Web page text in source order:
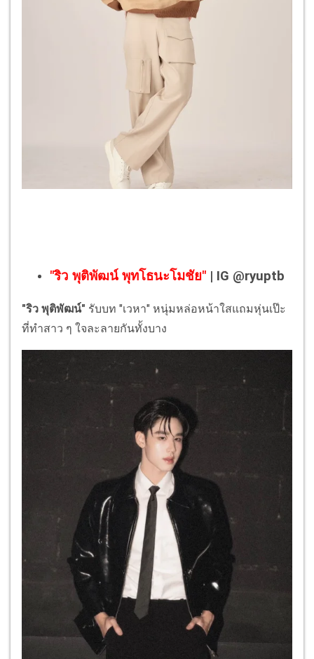
"ริว พุติพัฒน์ พุทโธนะโมชัย" | IG @ryuptb
"ริว พุติพัฒน์" รับบท "เวหา" หนุ่มหล่อหน้าใสแถมหุ่นเป๊ะ
ที่ทำสาว ๆ ใจละลายกันทั้งบาง